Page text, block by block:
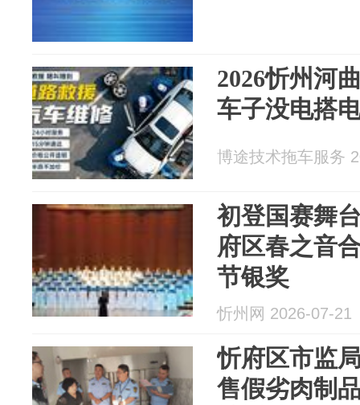
2026忻州河
车子没电搭
博途技术拖车服务
初登国赛舞
府区春之音
节银奖
忻州网 2026-07-21
忻府区市监
售假劣肉制